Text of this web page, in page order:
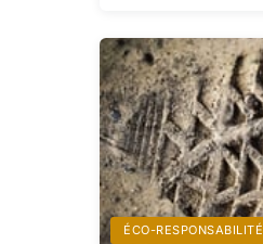
ÉCO-RESPONSABILITÉ